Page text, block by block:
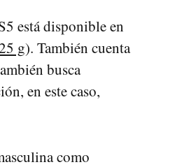
está disponible en
g). También cuenta
busca
en este caso,
como